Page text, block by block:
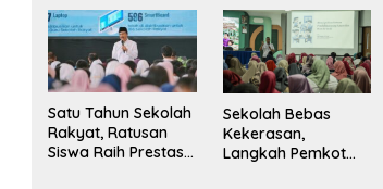
Monitoring BIAS
2026
Wisuda Tahun Ini
Satu Tahun Sekolah
Rakyat, Ratusan
Siswa Raih Prestasi
Sekolah Bebas
Kekerasan,
Langkah Pemkot